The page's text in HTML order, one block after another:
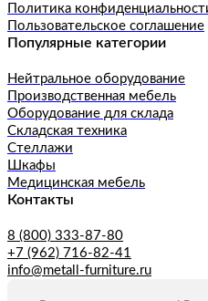
Политика
Пользовательское соглашение
Популярные категории
Нейтральное оборудование
Производственная мебель
Оборудование для склада
Складская техника
Стеллажи
Шкафы
Медицинская мебель
Контакты
8 (800) 333-87-80
+7 (962) 716-82-41
info@metall-furniture.ru